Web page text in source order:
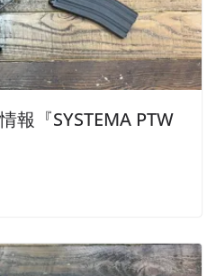
報『SYSTEMA PTW